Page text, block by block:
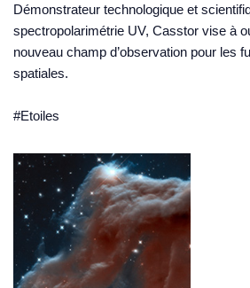
Démonstrateur technologique et
spectropolarimétrie UV, Casstor vise à
nouveau champ d’observation pour les
spatiales.
#Etoiles